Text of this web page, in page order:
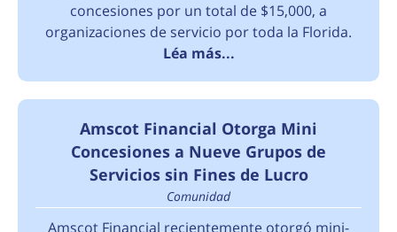
concesiones por un total de $15,000, a
organizaciones de servicio por toda la Florida.
Léa más...
Amscot Financial Otorga Mini
Concesiones a Nueve Grupos de
Servicios sin Fines de Lucro
Comunidad
Amscot Financial recientemente otorgó mini-